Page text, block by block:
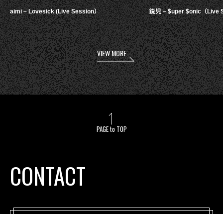
aimi – Lovesick (Live Session） 鋭児 – $uper $onic（Live
VIEW MORE
PAGE to TOP
CONTACT